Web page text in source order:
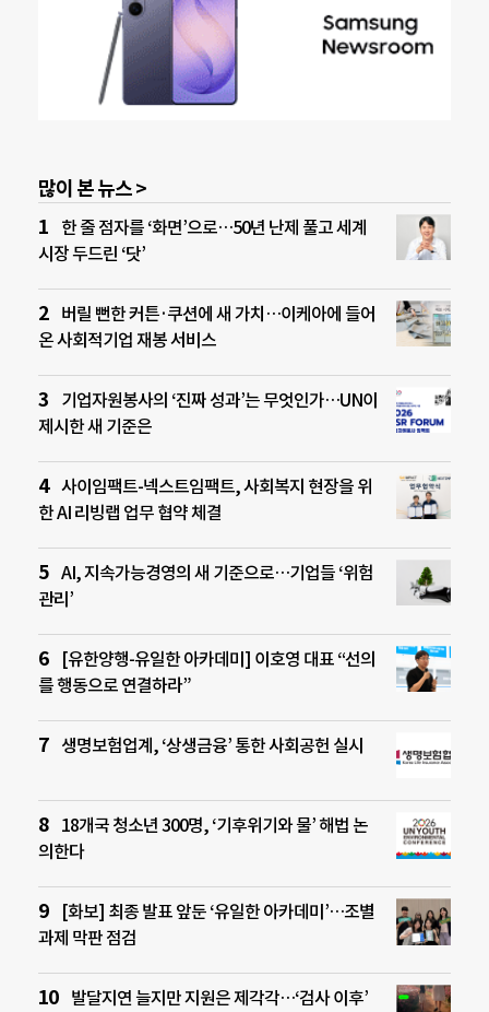
많이 본 뉴스 >
한 줄 점자를 ‘화면’으로…50년 난제 풀고 세계
시장 두드린 ‘닷’
버릴 뻔한 커튼·쿠션에 새 가치…이케아에 들어
온 사회적기업 재봉 서비스
기업자원봉사의 ‘진짜 성과’는 무엇인가…UN이
제시한 새 기준은
사이임팩트-넥스트임팩트, 사회복지 현장을 위
한 AI 리빙랩 업무 협약 체결
AI, 지속가능경영의 새 기준으로…기업들 ‘위험
관리’
[유한양행-유일한 아카데미] 이호영 대표 “선의
를 행동으로 연결하라”
생명보험업계, ‘상생금융’ 통한 사회공헌 실시
18개국 청소년 300명, ‘기후위기와 물’ 해법 논
의한다
[화보] 최종 발표 앞둔 ‘유일한 아카데미’…조별
과제 막판 점검
발달지연 늘지만 지원은 제각각…‘검사 이후’